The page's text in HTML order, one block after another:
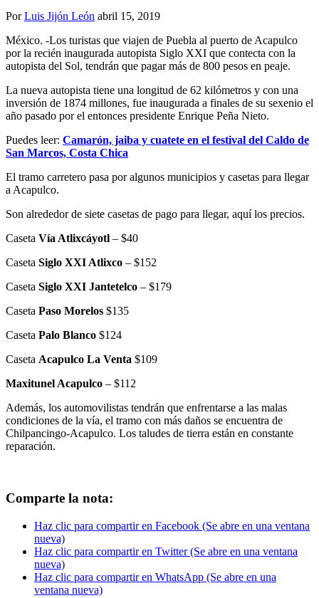
PorLuis Jijón León abril 15, 2019
México. -Los turistas que viajen de Puebla al puerto de Acapulco
por la recién inaugurada autopista Siglo XXI que contecta con la
autopista del Sol, tendrán que pagar más de 800 pesos en peaje.
La nueva autopista tiene una longitud de 62 kilómetros y con una
inversión de 1874 millones, fue inaugurada a finales de su sexenio el
año pasado por el entonces presidente Enrique Peña Nieto.
Puedes leer: Camarón, jaiba y cuatete en el festival del Caldo de
San Marcos, Costa Chica
El tramo carretero pasa por algunos municipios y casetas para llegar
a Acapulco.
Son alrededor de siete casetas de pago para llegar, aquí los precios.
Caseta Vía Atlixcáyotl – $40
Caseta Siglo XXI Atlixco – $152
Caseta Siglo XXI Jantetelco – $179
Caseta Paso Morelos $135
Caseta Palo Blanco $124
Caseta Acapulco La Venta $109
Maxitunel Acapulco – $112
Además, los automovilistas tendrán que enfrentarse a las malas
condiciones de la vía, el tramo con más daños se encuentra de
Chilpancingo-Acapulco. Los taludes de tierra están en constante
reparación.
Comparte la nota:
Haz clic para compartir en Facebook (Se abre en una ventana
nueva)
Haz clic para compartir en Twitter (Se abre en una ventana
nueva)
Haz clic para compartir en WhatsApp (Se abre en una
ventana nueva)